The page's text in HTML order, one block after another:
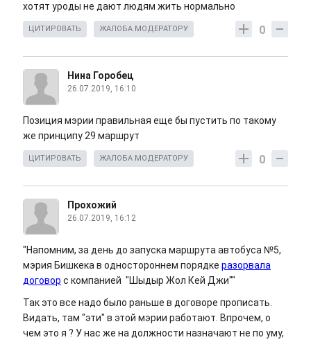
хотят уроды не дают людям жить нормально
0
ЦИТИРОВАТЬ ЖАЛОБА МОДЕРАТОРУ
Нина Горобец
26.07.2019, 16:10
Позиция мэрии правильная еще бы пустить по такому
же принципу 29 маршрут
0
ЦИТИРОВАТЬ ЖАЛОБА МОДЕРАТОРУ
Прохожий
26.07.2019, 16:12
"Напомним, за день до запуска маршрута автобуса №5,
мэрия Бишкека в одностороннем порядке разорвала
договор с компанией "Шыдыр Жол Кей Джи""
Так это все надо было раньше в договоре прописать.
Видать, там "эти" в этой мэрии работают. Впрочем, о
чем это я ? У нас же на должности назначают не по уму,